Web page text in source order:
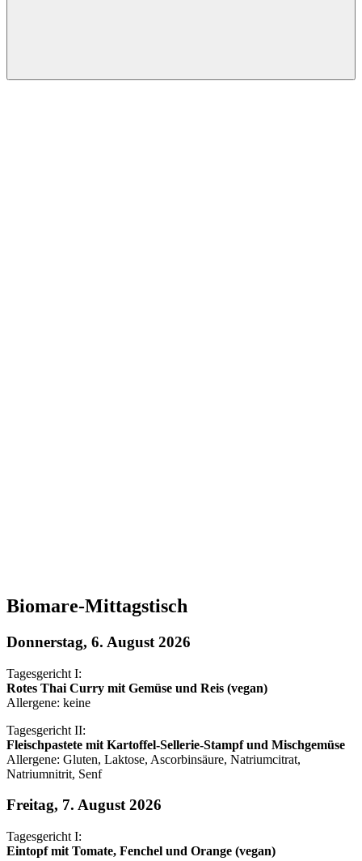
Biomare-Mittagstisch
Donnerstag, 6. August 2026
Tagesgericht I:
Rotes Thai Curry mit Gemüse und Reis (vegan)
Allergene: keine
Tagesgericht II:
Fleischpastete mit Kartoffel-Sellerie-Stampf und Mischgemüse
Allergene: Gluten, Laktose, Ascorbinsäure, Natriumcitrat,
Natriumnitrit, Senf
Freitag, 7. August 2026
Tagesgericht I:
Eintopf mit Tomate, Fenchel und Orange (vegan)